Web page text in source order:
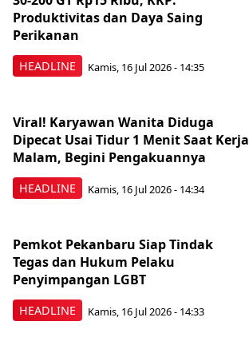
HEADLINE
Produktivitas dan Daya Saing
Perikanan
Kamis, 16 Jul 2026 - 14:35
HEADLINE
Viral! Karyawan Wanita Diduga
Dipecat Usai Tidur 1 Menit Saat Kerja
Malam, Begini Pengakuannya
Kamis, 16 Jul 2026 - 14:34
HEADLINE
Pemkot Pekanbaru Siap Tindak
Tegas dan Hukum Pelaku
Penyimpangan LGBT
Kamis, 16 Jul 2026 - 14:33